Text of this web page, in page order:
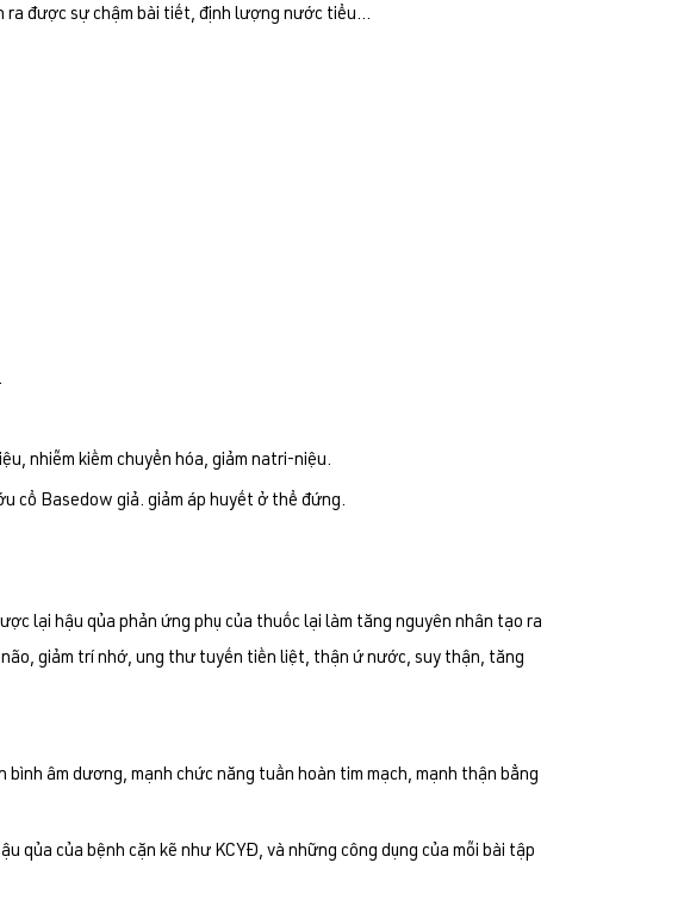
ra được sự chậm bài tiết, định lượng nước tiểu…
nhiễm kiềm chuyển hóa, giảm natri-niệu.
cổ Basedow giả. giảm áp huyết ở thể đứng.
lại hậu qủa phản ứng phụ của thuốc lại làm tăng nguyên nhân tạo ra
giảm trí nhớ, ung thư tuyến tiền liệt, thận ứ nước, suy thận, tăng
âm dương, mạnh chức năng tuần hoàn tim mạch, mạnh thận bẳng
qủa của bệnh cặn kẽ như KCYĐ, và những công dụng của mỗi bài tập